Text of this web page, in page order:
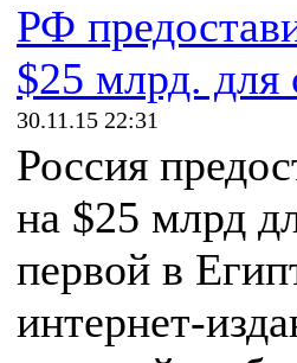
РФ
$25 млрд. для
30.11.15 22:31
Россия
на $25 млрд
первой в
интернет-